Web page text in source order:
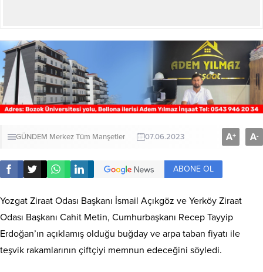
GÜNDEM MerkezTüm Manşetler 07.06.2023 A+ A-
ABONE OL
Yozgat Ziraat Odası Başkanı İsmail Açıkgöz ve Yerköy Ziraat
Odası Başkanı Cahit Metin, Cumhurbaşkanı Recep Tayyip
Erdoğan’ın açıklamış olduğu buğday ve arpa taban fiyatı ile
teşvik rakamlarının çiftçiyi memnun edeceğini söyledi.